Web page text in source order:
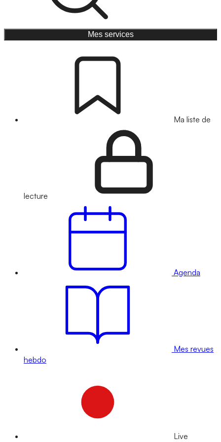
Mes services
Ma liste de
lecture
Agenda
Mes revues
hebdo
Live